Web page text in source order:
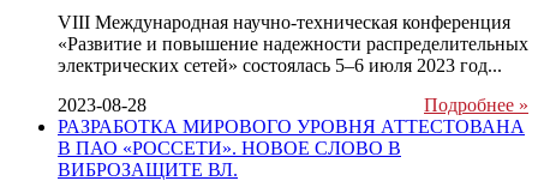
VIII Международная научно-техническая конференция
«Развитие и повышение надежности распределительных
электрических сетей» состоялась 5–6 июля 2023 год...
2023-08-28
Подробнее »
РАЗРАБОТКА МИРОВОГО УРОВНЯ АТТЕСТОВАНА
В ПАО «РОССЕТИ». НОВОЕ СЛОВО В
ВИБРОЗАЩИТЕ ВЛ.